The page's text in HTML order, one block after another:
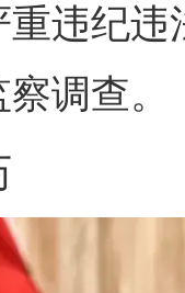
违纪
调查。